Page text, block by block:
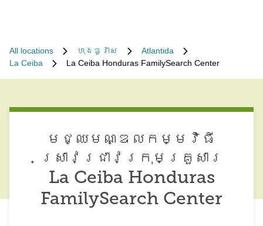
All locations ហុងឌូរ៉ាស
Atlantida
La Ceiba
La Ceiba Honduras FamilySearch Center
មជ្ឈមណ្ឌល​កម្មវិធី​
ស្រាវជ្រាវ​ក្រុមគ្រួសារ
La Ceiba Honduras
FamilySearch Center